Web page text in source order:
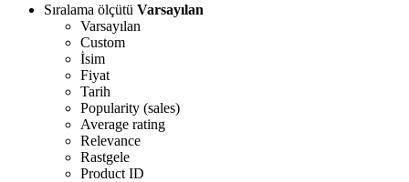
Sıralama ölçütü Varsayılan
Varsayılan
Custom
İsim
Fiyat
Tarih
Popularity (sales)
Average rating
Relevance
Rastgele
Product ID